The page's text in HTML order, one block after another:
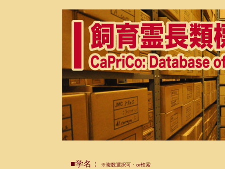
■学名： ※複数選択可・or検索